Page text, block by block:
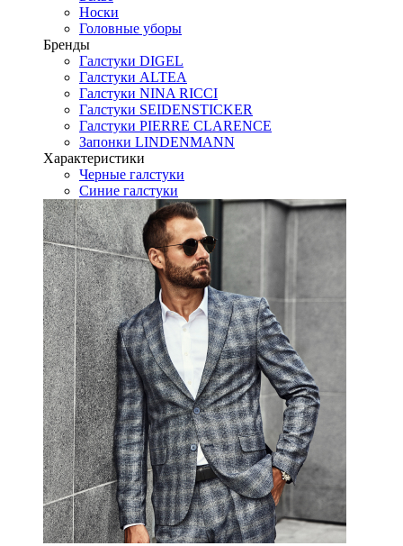
Носки
Головные уборы
Бренды
Галстуки DIGEL
Галстуки ALTEA
Галстуки NINA RICCI
Галстуки SEIDENSTICKER
Галстуки PIERRE CLARENCE
Запонки LINDENMANN
Характеристики
Черные галстуки
Синие галстуки